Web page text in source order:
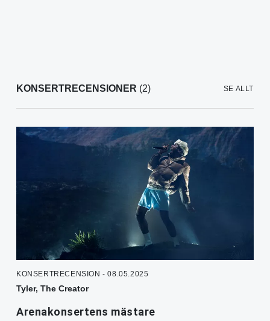
KONSERTRECENSIONER (2) SE ALLT
KONSERTRECENSION - 08.05.2025
Tyler, The Creator
Arenakonsertens mästare